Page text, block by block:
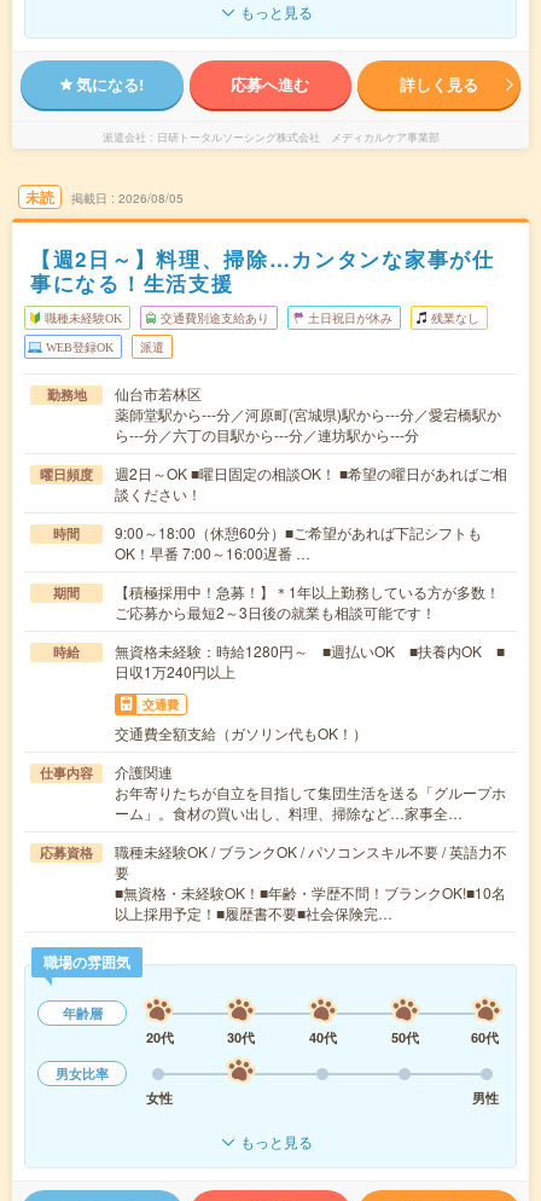
もっと見る
気になる! 応募へ進む 詳しく見る
派遣会社 日研トータルソーシング株式会社 メディカルケア事業部
未読 掲載日 2026/08/05
【週2日～】料理、掃除…カンタンな家事が仕
事になる！生活支援
職種未経験OK 交通費別途支給あり 土日祝日が休み 残業なし
WEB登録OK 派遣
勤務地
仙台市若林区
薬師堂駅から---分／河原町(宮城県)駅から---分／愛宕橋駅か
ら---分／六丁の目駅から---分／連坊駅から---分
曜日頻度
週2日～OK ■曜日固定の相談OK！ ■希望の曜日があればご相
談ください！
時間
9:00～18:00（休憩60分）■ご希望があれば下記シフトも
OK！早番 7:00～16:00遅番 …
期間
【積極採用中！急募！】＊1年以上勤務している方が多数！
ご応募から最短2～3日後の就業も相談可能です！
時給
無資格未経験：時給1280円～ ■週払いOK ■扶養内OK ■
日収1万240円以上
交通費
交通費全額支給（ガソリン代もOK！）
仕事内容
介護関連
お年寄りたちが自立を目指して集団生活を送る「グループホ
ーム」。食材の買い出し、料理、掃除など…家事全…
応募資格
職種未経験OK / ブランクOK / パソコンスキル不要 / 英語力不
要
■無資格・未経験OK！■年齢・学歴不問！ブランクOK!■10名
以上採用予定！■履歴書不要■社会保険完…
職場の雰囲気
年齢層
20代
30代 40代 50代
60代
男女比率
女性
男性
もっと見る